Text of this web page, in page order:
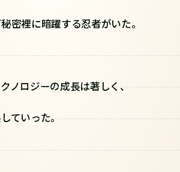
密裡に暗躍する忍者がいた。
ノロジーの成長は著しく、
ていった。